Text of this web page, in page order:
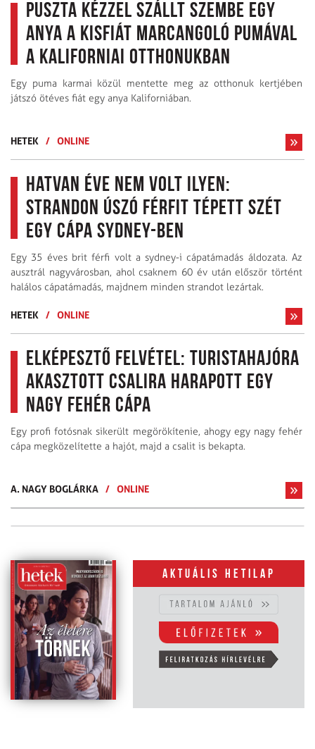
Puszta kézzel szállt szembe egy
anya a kisfiát marcangoló pumával
a kaliforniai otthonukban
Egy puma karmai közül mentette meg az otthonuk kertjében
játszó ötéves fiát egy anya Kaliforniában.
HETEK / ONLINE
Hatvan éve nem volt ilyen:
strandon úszó férfit tépett szét
egy cápa Sydney-ben
Egy 35 éves brit férfi volt a sydney-i cápatámadás áldozata. Az
ausztrál nagyvárosban, ahol csaknem 60 év után először történt
halálos cápatámadás, majdnem minden strandot lezártak.
HETEK / ONLINE
Elképesztő felvétel: turistahajóra
akasztott csalira harapott egy
nagy fehér cápa
Egy profi fotósnak sikerült megörökítenie, ahogy egy nagy fehér
cápa megközelítette a hajót, majd a csalit is bekapta.
A. NAGY BOGLÁRKA / ONLINE
Aktuális hetilap